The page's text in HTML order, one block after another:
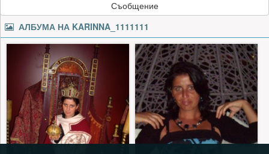
Съобщение
АЛБУМА НА KARINNA_1111111